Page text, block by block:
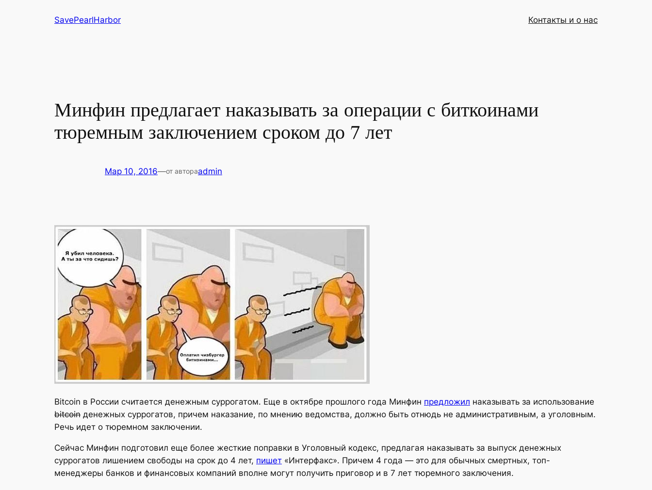
SavePearlHarbor Контакты и о нас
Минфин предлагает наказывать за операции с биткоинами
тюремным заключением сроком до 7 лет
Мар 10, 2016—от автораadmin
Bitcoin в России считается денежным суррогатом. Еще в октябре прошлого года Минфин предложил наказывать за использование
bitcoin денежных суррогатов, причем наказание, по мнению ведомства, должно быть отнюдь не административным, а уголовным.
Речь идет о тюремном заключении.
Сейчас Минфин подготовил еще более жесткие поправки в Уголовный кодекс, предлагая наказывать за выпуск денежных
суррогатов лишением свободы на срок до 4 лет, пишет «Интерфакс». Причем 4 года — это для обычных смертных, топ-
менеджеры банков и финансовых компаний вполне могут получить приговор и в 7 лет тюремного заключения.